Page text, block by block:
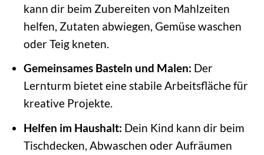
kann dir beim Zubereiten von Mahlzeiten
helfen, Zutaten abwiegen, Gemüse waschen
oder Teig kneten.
Gemeinsames Basteln und Malen: Der
Lernturm bietet eine stabile Arbeitsfläche für
kreative Projekte.
Helfen im Haushalt: Dein Kind kann dir beim
Tischdecken, Abwaschen oder Aufräumen